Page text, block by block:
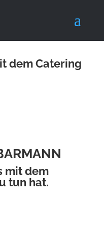
dem Catering
mit dem
tun hat.